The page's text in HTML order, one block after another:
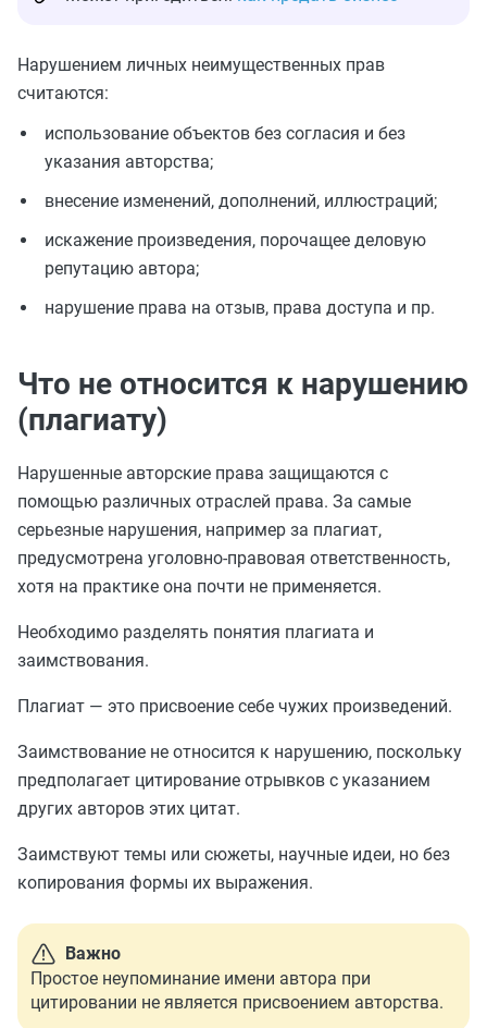
Нарушением личных неимущественных прав
считаются:
использование объектов без согласия и без
указания авторства;
внесение изменений, дополнений, иллюстраций;
искажение произведения, порочащее деловую
репутацию автора;
нарушение права на отзыв, права доступа и пр.
Что не относится к нарушению
(плагиату)
Нарушенные авторские права защищаются с
помощью различных отраслей права. За самые
серьезные нарушения, например за плагиат,
предусмотрена уголовно-правовая ответственность,
хотя на практике она почти не применяется.
Необходимо разделять понятия плагиата и
заимствования.
Плагиат — это присвоение себе чужих произведений.
Заимствование не относится к нарушению, поскольку
предполагает цитирование отрывков с указанием
других авторов этих цитат.
Заимствуют темы или сюжеты, научные идеи, но без
копирования формы их выражения.
Важно
Простое неупоминание имени автора при
цитировании не является присвоением авторства.